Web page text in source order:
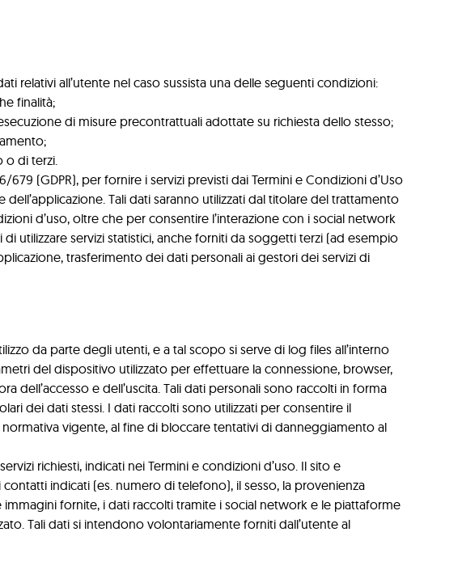
relativi all’utente nel caso sussista una delle seguenti condizioni:
finalità;
di misure precontrattuali adottate su richiesta dello stesso;
di terzi.
(GDPR), per fornire i servizi previsti dai Termini e Condizioni d’Uso
Tali dati saranno utilizzati dal titolare del trattamento
d’uso, oltre che per consentire l’interazione con i social network
utilizzare servizi statistici, anche forniti da soggetti terzi (ad esempio
trasferimento dei dati personali ai gestori dei servizi di
da parte degli utenti, e a tal scopo si serve di log files all’interno
del dispositivo utilizzato per effettuare la connessione, browser,
dell’accesso e dell’uscita. Tali dati personali sono raccolti in forma
dei dati stessi. I dati raccolti sono utilizzati per consentire il
vigente, al fine di bloccare tentativi di danneggiamento al
richiesti, indicati nei Termini e condizioni d’uso. Il sito e
indicati (es. numero di telefono), il sesso, la provenienza
fornite, i dati raccolti tramite i social network e le piattaforme
Tali dati si intendono volontariamente forniti dall’utente al